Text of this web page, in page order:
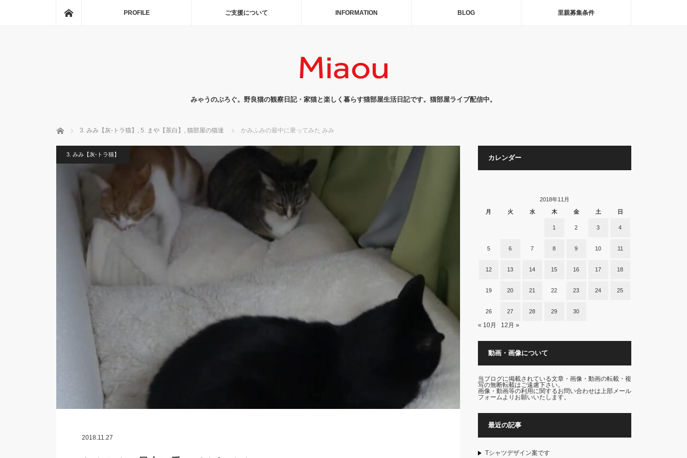
PROFILE ご支援について INFORMATION BLOG 里親募集条件
みゃうのぶろぐ。野良猫の観察日記・家猫と楽しく暮らす猫部屋生活日記です。猫部屋ライブ配信中。
ホーム 3. みみ【灰-トラ猫】 , 5. まや【茶白】 , 猫部屋の猫達 かみふみの最中に乗ってみた みみ
3. みみ【灰-トラ猫】
2018.11.27
カレンダー
2018年11月
月
火 水 木 金 土 日
1 2 3 4
5 6 7 8 9 10 11
12 13 14 15 16 17 18
19 20 21 22 23 24 25
26 27 28 29 30
« 10月 12月 »
動画・画像について
当ブログに掲載されている文章・画像・動画の転載・複
写の無断転載はご遠慮下さい。
画像・動画等の利用に関するお問い合わせは上部メール
フォームよりお願いいたします。
最近の記事
Tシャツデザイン案です